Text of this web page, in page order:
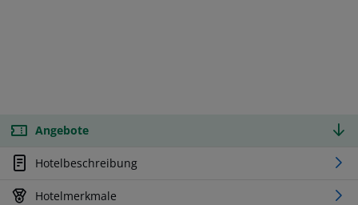
Angebote
Hotelbeschreibung
Hotelmerkmale